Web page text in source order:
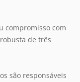
compromisso com
de três
são responsáveis